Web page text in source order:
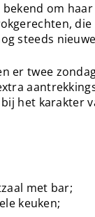
om
steeds
er twee
het karakter
met bar;
keuken;